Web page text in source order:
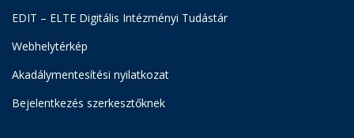
EDIT – ELTE Digitális Intézményi Tudástár
Webhelytérkép
Akadálymentesítési nyilatkozat
Bejelentkezés szerkesztőknek